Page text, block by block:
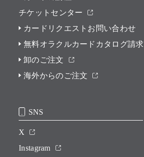
チケットセンター
カードリクエストお問い合わせ
無料オラクルカードカタログ請求
卸のご注文
海外からのご注文
SNS
X
Instagram